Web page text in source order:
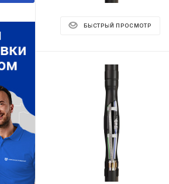
БЫСТРЫЙ ПРОСМОТР